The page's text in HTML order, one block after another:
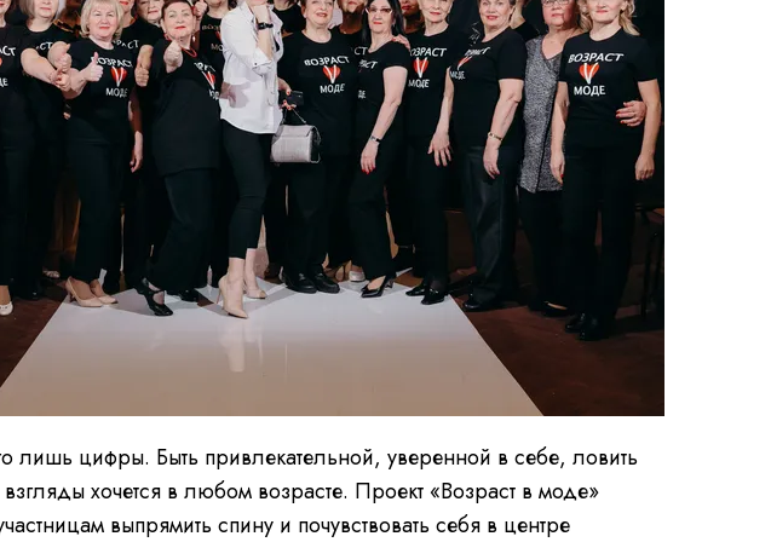
лишь цифры. Быть привлекательной, уверенной в себе, ловить
хочется в любом возрасте. Проект «Возраст в моде»
выпрямить спину и почувствовать себя в центре